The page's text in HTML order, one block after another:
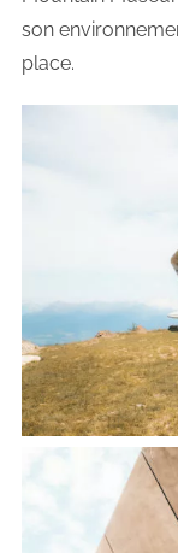
son
place.